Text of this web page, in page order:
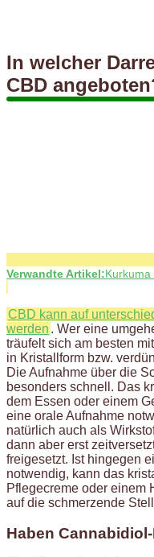
In welcher
CBD
Verwandte Artikel:
CBD kann auf
werden . Wer eine
träufelt sich am besten
in Kristallform bzw.
Die Aufnahme über die
besonders schnell. Das
dem Essen oder einem
eine orale Aufnahme
natürlich auch als
dann aber erst
freigesetzt. Ist hingegen
notwendig, kann das
Pflegecreme oder einem
auf die schmerzende
Haben